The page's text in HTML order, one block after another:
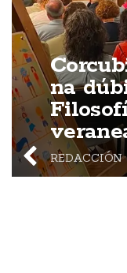
na
REDACCIÓN